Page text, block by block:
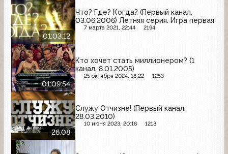
01:03:12
Что? Где? Когда? (Первый канал,
03.06.2006) Летняя серия. Игра первая
7 марта 2021, 22:44 2194
01:09:54
Кто хочет стать миллионером? (1
канал, 8.01.2005)
25 октября 2024, 18:22 1253
26:08
Служу Отчизне! (Первый канал,
28.03.2010)
10 июня 2023, 20:18 1213